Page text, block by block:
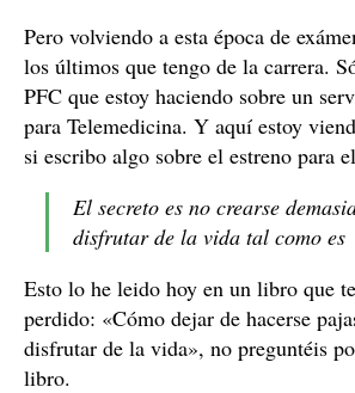
Pero volviendo a esta época de
los últimos que tengo de la carrera.
PFC que estoy haciendo sobre un
para Telemedicina. Y aquí estoy
si escribo algo sobre el estreno para
El secreto es no crearse
disfrutar de la vida tal como es
Esto lo he leido hoy en un libro que
perdido: «Cómo dejar de hacerse
disfrutar de la vida», no preguntéis
libro.